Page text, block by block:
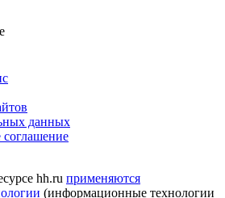
данных
соглашение
hh.ru применяются
(информационные технологии